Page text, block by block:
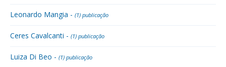
Leonardo Mangia - (1) publicação
Ceres Cavalcanti - (1) publicação
Luiza Di Beo - (1) publicação